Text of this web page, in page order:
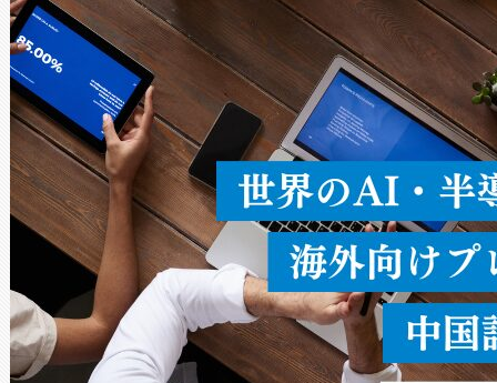
ードを切り替えて使用するこ
ることなく、単一のデバイス
うにします。遠距離まで届く
密度なスキャ […]